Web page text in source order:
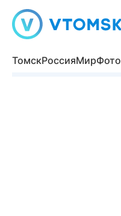
ТомскРоссияМирФото